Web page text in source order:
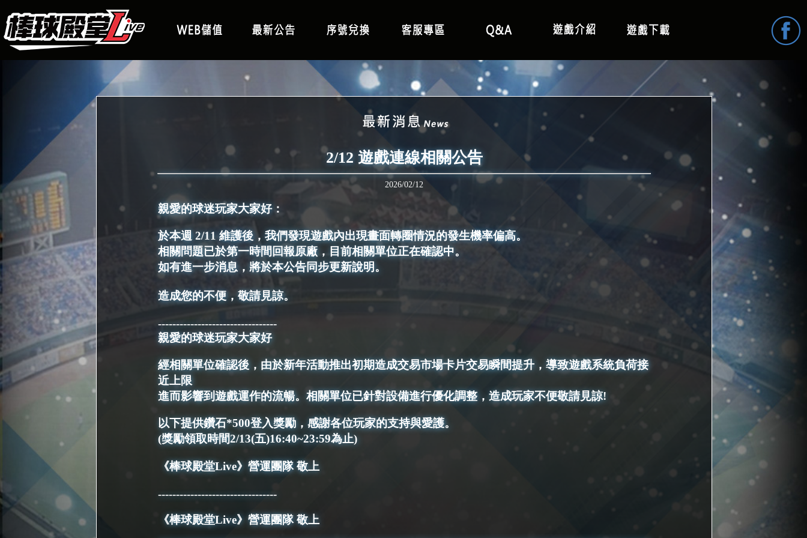
2/12 遊戲連線相關公告
2026/02/12
親愛的球迷玩家大家好：
於本週 2/11 維護後，我們發現遊戲內出現畫面轉圈情況的發生機率偏高。
相關問題已於第一時間回報原廠，目前相關單位正在確認中。
如有進一步消息，將於本公告同步更新說明。
造成您的不便，敬請見諒。
---------------------------------
親愛的球迷玩家大家好
經相關單位確認後，由於新年活動推出初期造成交易市場卡片交易瞬間提升，導致遊戲系統負荷接
近上限
進而影響到遊戲運作的流暢。相關單位已針對設備進行優化調整，造成玩家不便敬請見諒!
以下提供鑽石*500登入獎勵，感謝各位玩家的支持與愛護。
(獎勵領取時間2/13(五)16:40~23:59為止)
《棒球殿堂Live》營運團隊 敬上
---------------------------------
《棒球殿堂Live》營運團隊 敬上